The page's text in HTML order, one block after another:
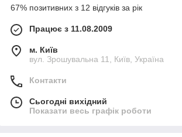
67% позитивних з 12 відгуків за рік
Працює з 11.08.2009
м. Київ
вул. Зрошувальна 11, Київ, Україна
Контакти
Сьогодні вихідний
Показати весь графік роботи